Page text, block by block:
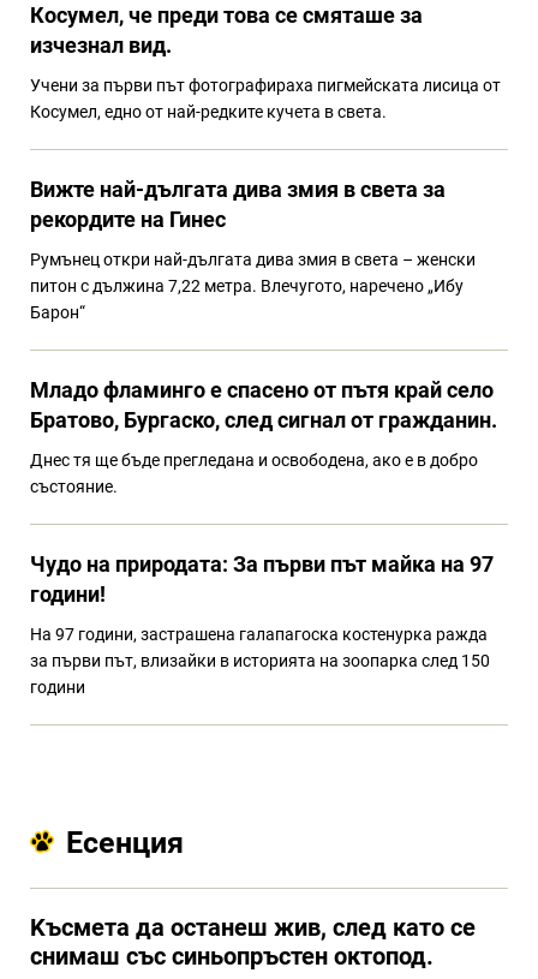
Косумел, че преди това се смяташе за
изчезнал вид.
Учени за първи път фотографираха пигмейската лисица от
Косумел, едно от най-редките кучета в света.
Вижте най-дългата дива змия в света за
рекордите на Гинес
Румънец откри най-дългата дива змия в света – женски
питон с дължина 7,22 метра. Влечугото, наречено „Ибу
Барон“
Младо фламинго е спасено от пътя край село
Братово, Бургаско, след сигнал от гражданин.
Днес тя ще бъде прегледана и освободена, ако е в добро
състояние.
Чудо на природата: За първи път майка на 97
години!
На 97 години, застрашена галапагоска костенурка ражда
за първи път, влизайки в историята на зоопарка след 150
години
Есенция
Kъсмета да останеш жив, след като се
снимаш със синьопръстен октопод.